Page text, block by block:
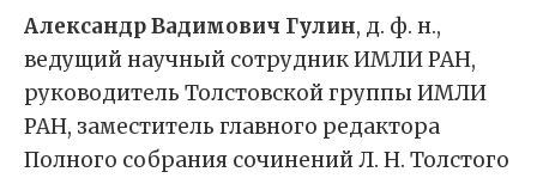
Александр Вадимович Гулин, д. ф. н.,
ведущий научный сотрудник ИМЛИ РАН,
руководитель Толстовской группы ИМЛИ
РАН, заместитель главного редактора
Полного собрания сочинений Л. Н. Толстого